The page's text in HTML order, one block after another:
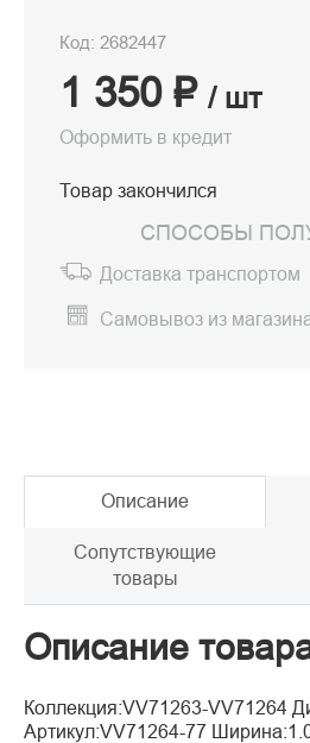
Код: 2682447
1 350 ₽ / шт
Оформить в кредит
Товар закончился
СПОСОБЫ
Доставка транспортом
Самовывоз из
Описание
Сопутствующие
товары
Описание
Коллекция:VV71263-VV71264
Артикул:VV71264-77